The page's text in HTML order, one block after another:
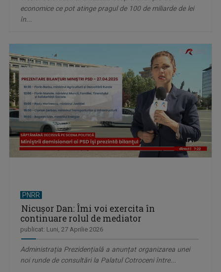
economice ce pot atinge pragul de 100 de miliarde de lei
în...
PNRR
Nicuşor Dan: Îmi voi exercita în
continuare rolul de mediator
publicat: Luni, 27 Aprilie 2026
Administrația Prezidențială a anunțat organizarea unei
noi runde de consultări la Palatul Cotroceni între...